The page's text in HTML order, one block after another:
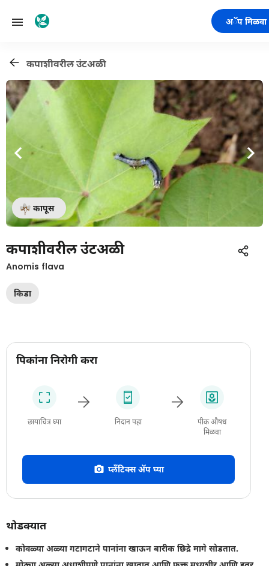
अॅप मिळवा
कपाशीवरील उंटअळी
कापूस
कपाशीवरील उंटअळी
Anomis flava
किडा
पिकांना निरोगी करा
छायाचित्र घ्या निदान पहा
पीक औषध
मिळवा
प्लँटिक्स अ‍ॅप घ्या
थोडक्यात
कोवळ्या अळ्या गटागटाने पानांना खाऊन बारीक छिद्रे मागे सोडतात.